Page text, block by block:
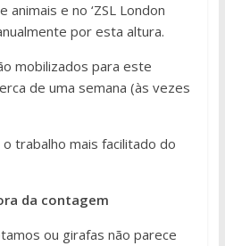
animais e no ‘ZSL London
por esta altura.
mobilizados para este
de uma semana (às vezes
trabalho mais facilitado do
da contagem
ou girafas não parece